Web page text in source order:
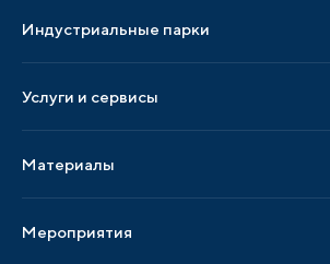
Индустриальные парки
Парки по регионам
Услуги и сервисы
Услуги по локализации
Материалы
Публикации СМИ и статьи
Мероприятия